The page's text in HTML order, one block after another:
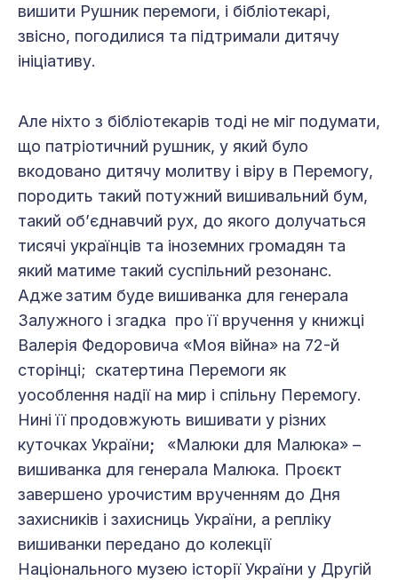
вишити Рушник перемоги, і бібліотекарі,
звісно, погодилися та підтримали дитячу
ініціативу.
Але ніхто з бібліотекарів тоді не міг подумати,
що патріотичний рушник, у який було
вкодовано дитячу молитву і віру в Перемогу,
породить такий потужний вишивальний бум,
такий об’єднавчий рух, до якого долучаться
тисячі українців та іноземних громадян та
який матиме такий суспільний резонанс.
Аджезатим буде вишиванка для генерала
Залужного і згадка про її вручення у книжці
Валерія Федоровича «Моя війна» на 72-й
сторінці; скатертина Перемоги як
уособлення надії на мир і спільну Перемогу.
Нині її продовжують вишивати у різних
куточках України;
«Малюки для Малюка» –
вишиванка для генерала Малюка. Проєкт
завершено урочистим врученням до Дня
захисників і захисниць України, а репліку
вишиванки передано до колекції
Національного музею історії України у Другій